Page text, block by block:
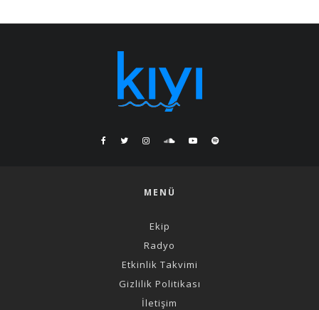
MENÜ
Ekip
Radyo
Etkinlik Takvimi
Gizlilik Politikası
İletişim